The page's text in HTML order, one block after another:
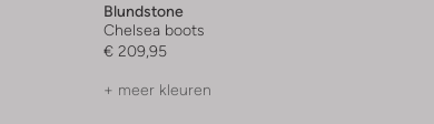
Blundstone
Chelsea boots
€ 209,95
+ meer kleuren